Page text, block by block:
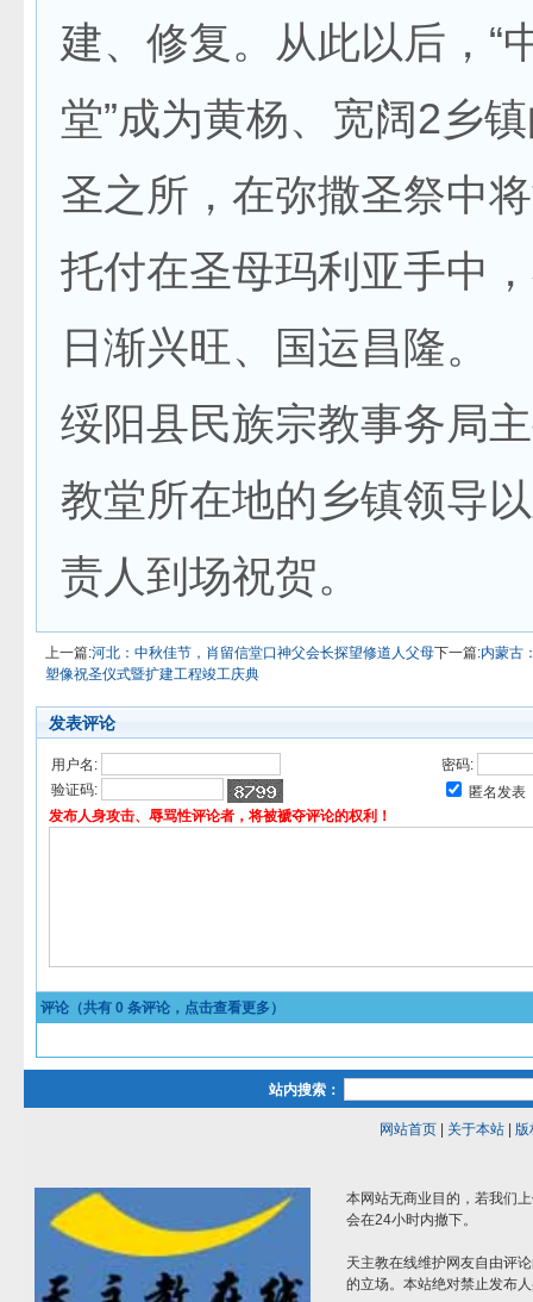
建、修复。从此以后，“
堂”成为黄杨、宽阔2乡
圣之所，在弥撒圣祭中
托付在圣母玛利亚手中
日渐兴旺、国运昌隆。
绥阳县民族宗教事务局
教堂所在地的乡镇领导
责人到场祝贺。
上一篇:河北：中秋佳节，肖留信堂口神父会长探望修道人父母下一篇:内蒙古
塑像祝圣仪式暨扩建工程竣工庆典
发表评论
用户名:
密码:
验证码:
匿名发表
发布人身攻击、辱骂性评论者，将被褫夺评论的权利！
评论（共有 0 条评论，点击查看更多）
站内搜索：
网站首页| 关于本站| 版
本网站无商业目的，若我们
会在24小时内撤下。
天主教在线维护网友自由评
的立场。本站绝对禁止发布